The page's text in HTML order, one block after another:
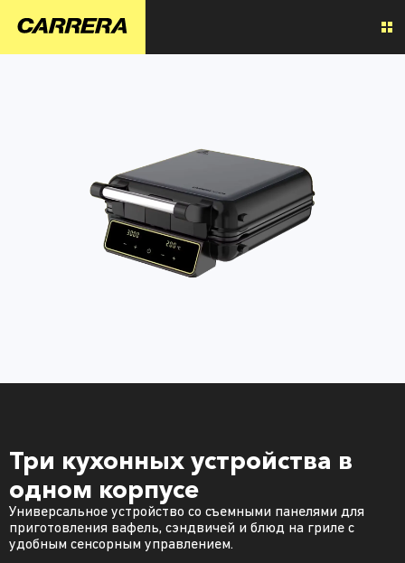
Три кухонных устройства в
одном корпусе
Универсальное устройство со съемными панелями для
приготовления вафель, сэндвичей и блюд на гриле с
удобным сенсорным управлением.